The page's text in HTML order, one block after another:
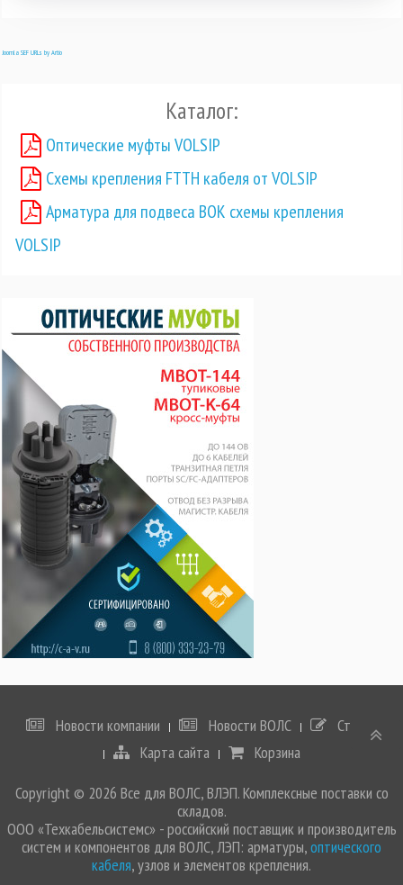
Joomla SEF URLs by Artio
Каталог:
Оптические муфты VOLSIP
Схемы крепления FTTH кабеля от VOLSIP
Арматура для подвеса ВОК схемы крепления
VOLSIP
Новости компании Новости ВОЛС
Статьи
Карта сайта
Корзина
Copyright © 2026 Все для ВОЛС, ВЛЭП. Комплексные поставки со
складов.
ООО «Техкабельсистемс» - российский поставщик и производитель
систем и компонентов для ВОЛС, ЛЭП: арматуры,оптического
кабеля, узлов и элементов крепления.